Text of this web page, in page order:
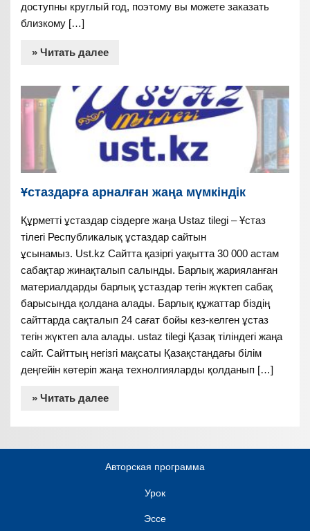
доступны круглый год, поэтому вы можете заказать
близкому […]
» Читать далее
Ұстаздарға арналған жаңа мүмкіндік
Құрметті ұстаздар сіздерге жаңа Ustaz tilegi – Ұстаз
тілегі Республикалық ұстаздар сайтын
ұсынамыз. Ust.kz Сайтта қазіргі уақытта 30 000 астам
сабақтар жинақталып салынды. Барлық жарияланған
материалдарды барлық ұстаздар тегін жүктеп сабақ
барысында қолдана алады. Барлық құжаттар біздің
сайттарда сақталып 24 сағат бойы кез-келген ұстаз
тегін жүктеп ала алады. ustaz tilegi Қазақ тіліндегі жаңа
сайт. Сайттың негізгі мақсаты Қазақстандағы білім
деңгейін көтеріп жаңа технолгияларды қолданып […]
» Читать далее
Авторская программа
Урок
Эссе